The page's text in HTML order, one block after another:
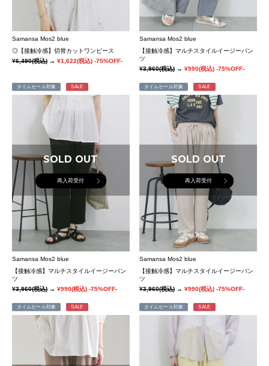
Samansa Mos2 blue
◎【接触冷感】切替カットワンピース
¥6,490(税込) → ¥1,622(税込) -75%OFF-
Samansa Mos2 blue
【接触冷感】マルチスタイルイージーパン
ツ
¥3,960(税込)→¥990(税込) -75%OFF-
タイムセール対象 SALE
SOLD OUT
再入荷受付
Samansa Mos2 blue
【接触冷感】マルチスタイルイージーパン
ツ
¥3,960(税込) → ¥990(税込) -75%OFF-
タイムセール対象 SALE
SOLD OUT
再入荷受付
Samansa Mos2 blue
【接触冷感】マルチスタイルイージーパン
ツ
¥3,960(税込)→¥990(税込) -75%OFF-
タイムセール対象 SALE タイムセール対象 SALE